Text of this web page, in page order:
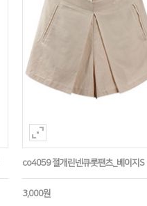
co4059 절개린넨큐롯팬츠_베이지S
3,000원